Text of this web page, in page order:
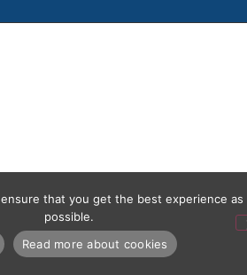
that you get the best experience as
possible.
Read more about cookies